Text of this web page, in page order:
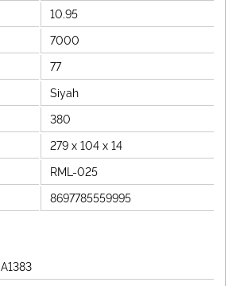
10.95
7000
77
Siyah
380
279 x 104 x 14
RML-025
8697785559995
A1383